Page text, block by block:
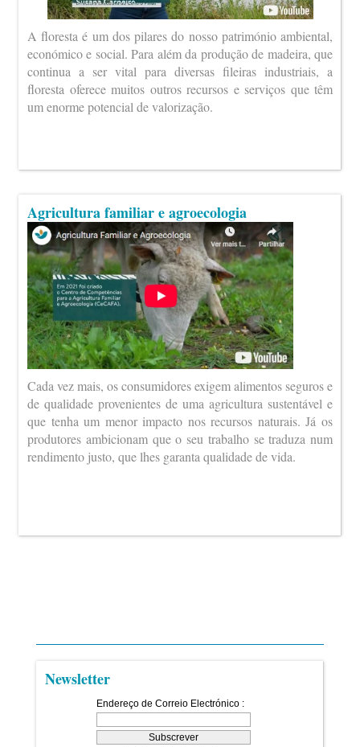
A floresta é um dos pilares do nosso património ambiental,
económico e social. Para além da produção de madeira, que
continua a ser vital para diversas fileiras industriais, a
floresta oferece muitos outros recursos e serviços que têm
um enorme potencial de valorização.
Agricultura familiar e agroecologia
Cada vez mais, os consumidores exigem alimentos seguros e
de qualidade provenientes de uma agricultura sustentável e
que tenha um menor impacto nos recursos naturais. Já os
produtores ambicionam que o seu trabalho se traduza num
rendimento justo, que lhes garanta qualidade de vida.
Newsletter